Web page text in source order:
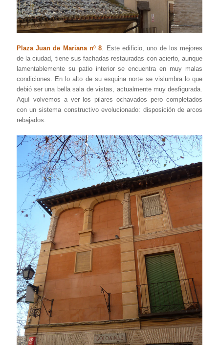
Plaza Juan de Mariana nº 8. Este edificio, uno de los mejores
de la ciudad, tiene sus fachadas restauradas con acierto, aunque
lamentablemente su patio interior se encuentra en muy malas
condiciones. En lo alto de su esquina norte se vislumbra lo que
debió ser una bella sala de vistas, actualmente muy desfigurada.
Aquí volvemos a ver los pilares ochavados pero completados
con un sistema constructivo evolucionado: disposición de arcos
rebajados.